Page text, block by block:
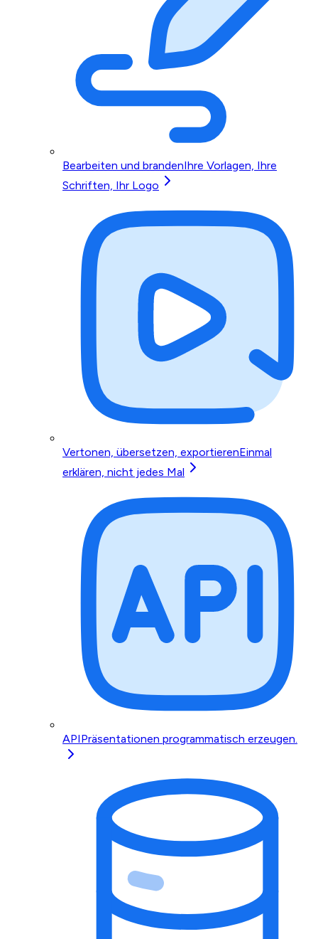
Bearbeiten und brandenIhre Vorlagen, Ihre
Schriften, Ihr Logo
Vertonen, übersetzen, exportierenEinmal
erklären, nicht jedes Mal
APIPräsentationen programmatisch erzeugen.